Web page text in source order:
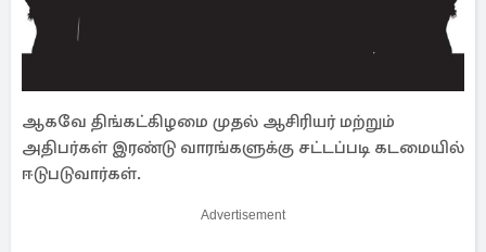
ஆகவே திங்கட்கிழமை முதல் ஆசிரியர் மற்றும்
அதிபர்கள் இரண்டு வாரங்களுக்கு சட்டப்படி கடமையில்
ஈடுபடுவார்கள்.
Advertisement